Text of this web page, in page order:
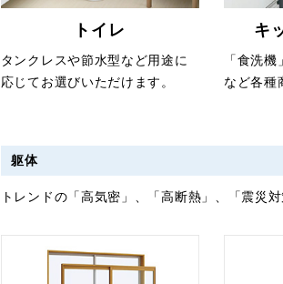
トイレ
タンクレスや節水型など用途に
応じてお選びいただけます。
キ
「食洗
など各種
躯体
トレンドの「高気密」、「高断熱」、「震災